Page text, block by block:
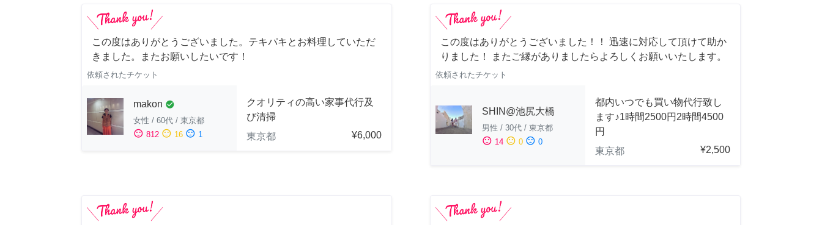
この度はありがとうございました。テキパキとお料理していただ
きました。またお願いしたいです！
依頼されたチケット
makon check_circle
女性 / 60代 / 東京都
sentiment_satisfied 812 sentiment_neutral 16 sentiment_dissatisfied 1
クオリティの高い家事代行及
び清掃
東京都
¥6,000
この度はありがとうございました！！ 迅速に対応して頂けて助か
りました！ またご縁がありましたらよろしくお願いいたします。
依頼されたチケット
SHIN@池尻大橋
男性 / 30代 / 東京都
sentiment_satisfied 14 sentiment_neutral 0 sentiment_dissatisfied 0
都内いつでも買い物代行致し
ます♪1時間2500円2時間4500
円
東京都
¥2,500